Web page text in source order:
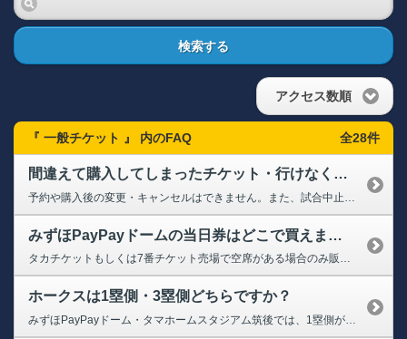
検索する
アクセス数順
『 一般チケット 』 内のFAQ 全28件
間違えて購入してしまったチケット・行けなくなってしまったチケットの払い戻しや変更はできますか？
予約や購入後の変更・キャンセルはできません。また、試合中止以外の払い戻しも出来ません。 なお、QRチケットはリセール出品が可能です。詳細につきましては、下記よりご確認ください。 ※QRチケットでも一部リセール対象外のチケットもございます。 ➡リセールサービスについて
みずほPayPayドームの当日券はどこで買えますか？当日券の販売状況を確認できますか？
タカチケットもしくは7番チケット売場で空席がある場合のみ販売しております。 ➡タカチケットサイト ➡当日券の販売状況
ホークスは1塁側・3塁側どちらですか？